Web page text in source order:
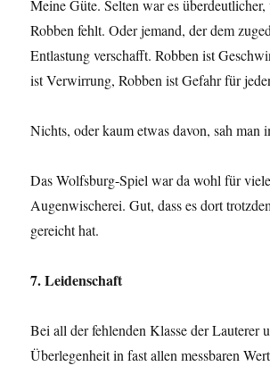
Meine Güte. Selten war es
Robben fehlt. Oder jemand, der dem
Entlastung verschafft. Robben ist
ist Verwirrung, Robben ist Gefahr für
Nichts, oder kaum etwas davon, sah man
Das Wolfsburg-Spiel war da wohl für
Augenwischerei. Gut, dass es dort
gereicht hat.
7. Leidenschaft
Bei all der fehlenden Klasse der Lauterer
Überlegenheit in fast allen messbaren